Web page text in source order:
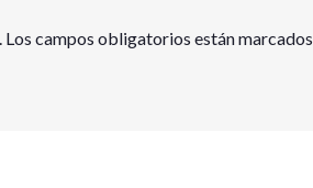
Los campos obligatorios están marcados